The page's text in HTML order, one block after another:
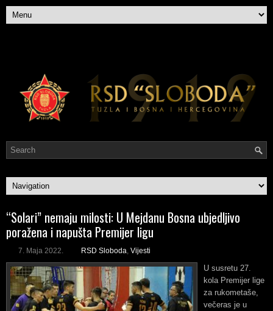
“Solari” nemaju milosti: U Mejdanu Bosna ubjedljivo
poražena i napušta Premijer ligu
7. Maja 2022. RSD Sloboda Vijesti
U susretu 27.
kola Premijer lige
za rukometaše,
večeras je u